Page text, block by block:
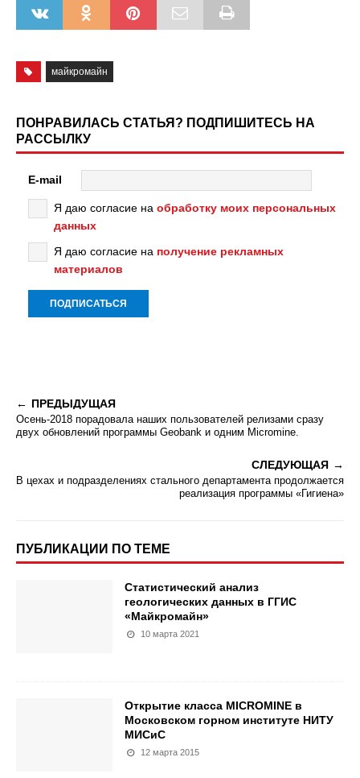
майкромайн
ПОНРАВИЛАСЬ СТАТЬЯ? ПОДПИШИТЕСЬ НА
РАССЫЛКУ
E-mail
Я даю согласие на обработку моих персональных
данных
Я даю согласие на получение рекламных
материалов
ПРЕДЫДУЩАЯ
Осень-2018 порадовала наших пользователей релизами сразу
двух обновлений программы Geobank и одним Micromine.
СЛЕДУЮЩАЯ
В цехах и подразделениях стального департамента продолжается
реализация программы «Гигиена»
ПУБЛИКАЦИИ ПО ТЕМЕ
Статистический анализ
геологических данных в ГГИС
«Майкромайн»
10 марта 2021
Открытие класса MICROMINE в
Московском горном институте НИТУ
МИСиС
12 марта 2015